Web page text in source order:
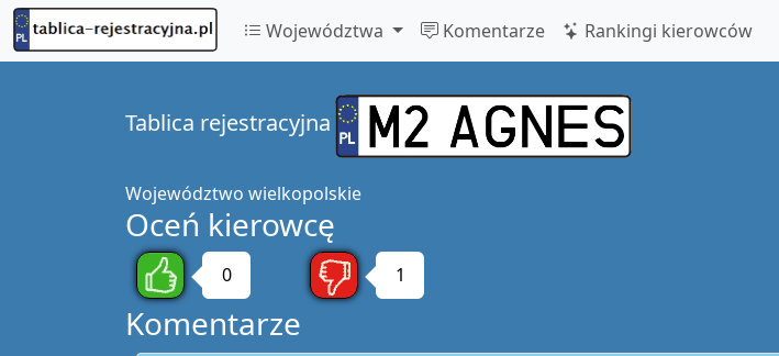
Województwa Komentarze Rankingi kierowców
Tablica rejestracyjna
Województwo wielkopolskie
Oceń kierowcę
0 1
Komentarze